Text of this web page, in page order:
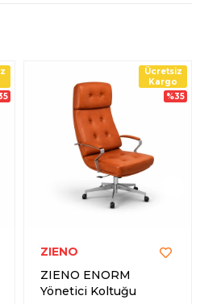
ZIENO
ZIENO ENORM
Yönetici Koltuğu
Ücretsiz
Kargo
%35